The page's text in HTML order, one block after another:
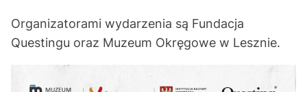
Organizatorami wydarzenia są Fundacja
Questingu oraz Muzeum Okręgowe w Lesznie.